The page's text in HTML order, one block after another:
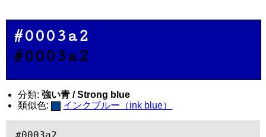
#0003a2
#0003a2
分類: 強い青 / Strong blue
類似色:
インクブルー（ink blue）